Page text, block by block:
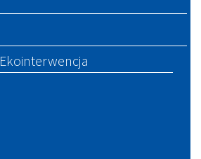
Ekointerwencja